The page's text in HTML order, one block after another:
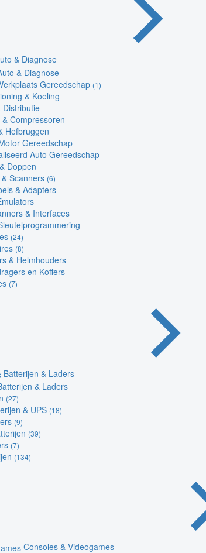
& Diagnose
& Diagnose
Gereedschap (1)
& Koeling
Distributie
Compressoren
Hefbruggen
Gereedschap
Auto Gereedschap
Doppen
Scanners (6)
& Adapters
& Interfaces
(24)
(8)
& Helmhouders
en Koffers
(7)
Batterijen & Laders
& Laders
(27)
& UPS (18)
(9)
(39)
(7)
(134)
Consoles & Videogames